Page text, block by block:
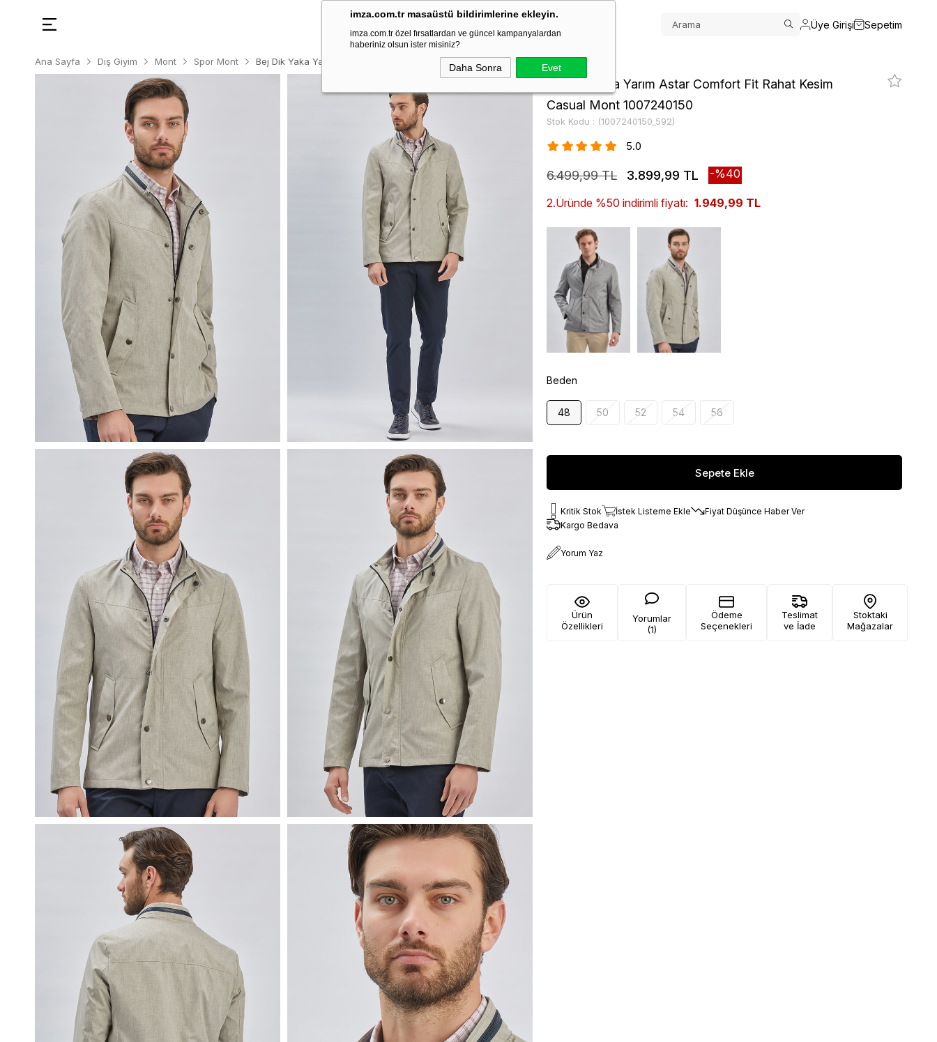
imza.com.tr masaüstü bildirimlerine ekleyin.
imza.com.tr özel fırsatlardan ve güncel kampanyalardan
haberiniz olsun ister misiniz?
Daha Sonra Evet
Üye Girişi Sepetim
Ana Sayfa Dış Giyim Mont Spor Mont Bej Dik Yaka Yarım Astar Comfort Fit Rahat Kesim Casual Mont 1007240150
Bej Dik Yaka Yarım Astar Comfort Fit Rahat Kesim
Casual Mont 1007240150
Stok Kodu (1007240150_592)
5.0
6.499,99 TL 3.899,99 TL 40
2.Üründe %50 indirimli fiyatı: 1.949,99 TL
Beden
48 50 52 54 56
Kritik Stok İstek Listeme Ekle
Fiyat Düşünce Haber Ver
Kargo Bedava
Yorum Yaz
Ürün
Özellikleri
Yorumlar
(1)
Ödeme
Seçenekleri
Teslimat
ve İade
Stoktaki
Mağazalar